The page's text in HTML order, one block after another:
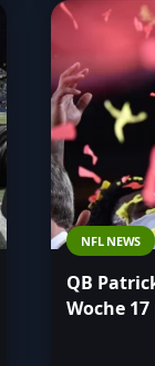
NFL NEWS
QB
Woche